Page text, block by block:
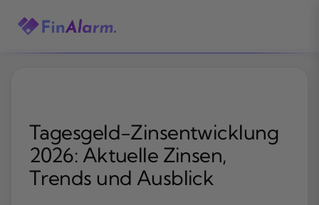
Inhalt
Tagesgeld-Zinsentwicklung
2026: Aktuelle Zinsen,
Trends und Ausblick